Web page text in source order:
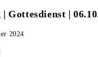
Gottesdienst |
2024